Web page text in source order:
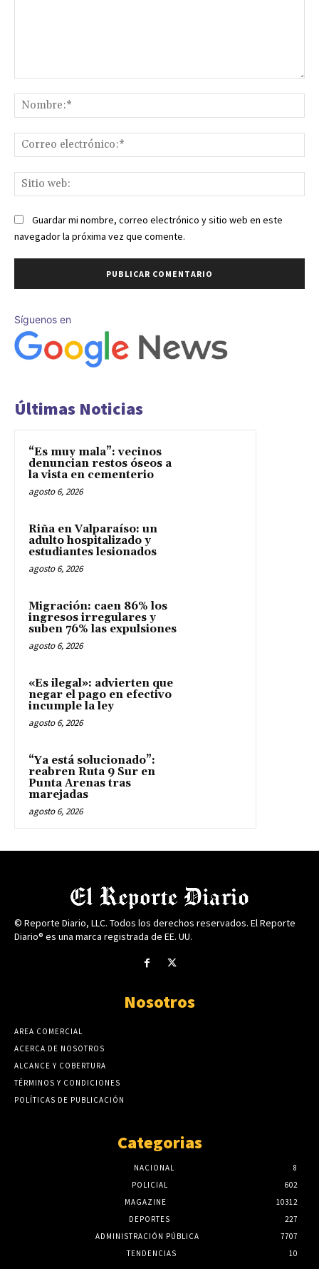
Guardar mi nombre, correo electrónico y sitio web en este
navegador la próxima vez que comente.
Síguenos en
Últimas Noticias
“Es muy mala”: vecinos
denuncian restos óseos a
la vista en cementerio
agosto 6, 2026
Riña en Valparaíso: un
adulto hospitalizado y
estudiantes lesionados
agosto 6, 2026
Migración: caen 86% los
ingresos irregulares y
suben 76% las expulsiones
agosto 6, 2026
«Es ilegal»: advierten que
negar el pago en efectivo
incumple la ley
agosto 6, 2026
“Ya está solucionado”:
reabren Ruta 9 Sur en
Punta Arenas tras
marejadas
agosto 6, 2026
© Reporte Diario, LLC. Todos los derechos reservados. El Reporte
Diario® es una marca registrada de EE. UU.
Nosotros
AREA COMERCIAL
ACERCA DE NOSOTROS
ALCANCE Y COBERTURA
TÉRMINOS Y CONDICIONES
POLÍTICAS DE PUBLICACIÓN
Categorias
NACIONAL
8
POLICIAL
602
MAGAZINE
10312
DEPORTES
227
ADMINISTRACIÓN PÚBLICA
7707
TENDENCIAS
10